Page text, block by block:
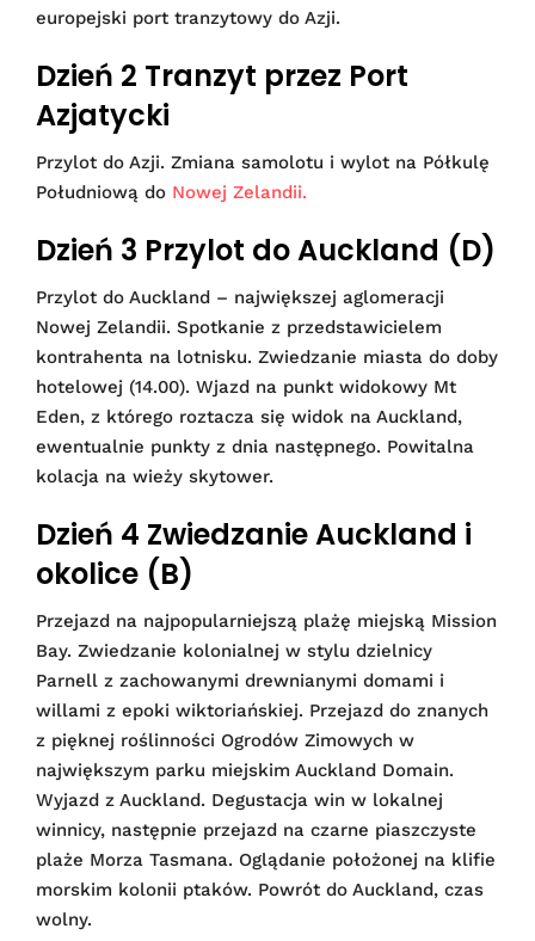
europejski port tranzytowy do Azji.
Dzień 2 Tranzyt przez Port
Azjatycki
Przylot do Azji. Zmiana samolotu i wylot na Półkulę
Południową do Nowej Zelandii.
Dzień 3 Przylot do Auckland (D)
Przylot do Auckland – największej aglomeracji
Nowej Zelandii. Spotkanie z przedstawicielem
kontrahenta na lotnisku. Zwiedzanie miasta do doby
hotelowej (14.00). Wjazd na punkt widokowy Mt
Eden, z którego roztacza się widok na Auckland,
ewentualnie punkty z dnia następnego. Powitalna
kolacja na wieży skytower.
Dzień 4 Zwiedzanie Auckland i
okolice (B)
Przejazd na najpopularniejszą plażę miejską Mission
Bay. Zwiedzanie kolonialnej w stylu dzielnicy
Parnell z zachowanymi drewnianymi domami i
willami z epoki wiktoriańskiej. Przejazd do znanych
z pięknej roślinności Ogrodów Zimowych w
największym parku miejskim Auckland Domain.
Wyjazd z Auckland. Degustacja win w lokalnej
winnicy, następnie przejazd na czarne piaszczyste
plaże Morza Tasmana. Oglądanie położonej na klifie
morskim kolonii ptaków. Powrót do Auckland, czas
wolny.